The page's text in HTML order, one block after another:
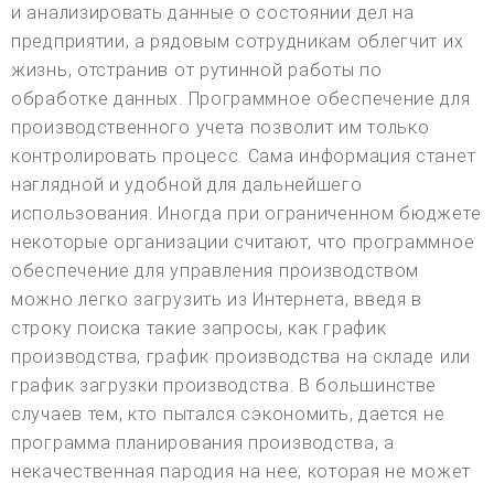
и анализировать данные о состоянии дел на
предприятии, а рядовым сотрудникам облегчит их
жизнь, отстранив от рутинной работы по
обработке данных. Программное обеспечение для
производственного учета позволит им только
контролировать процесс. Сама информация станет
наглядной и удобной для дальнейшего
использования. Иногда при ограниченном бюджете
некоторые организации считают, что программное
обеспечение для управления производством
можно легко загрузить из Интернета, введя в
строку поиска такие запросы, как график
производства, график производства на складе или
график загрузки производства. В большинстве
случаев тем, кто пытался сэкономить, дается не
программа планирования производства, а
некачественная пародия на нее, которая не может